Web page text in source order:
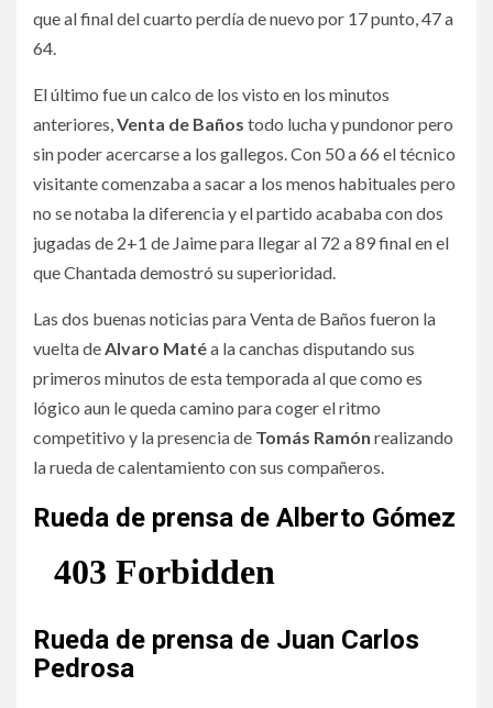
que al final del cuarto perdía de nuevo por 17 punto, 47 a
64.
El último fue un calco de los visto en los minutos
anteriores,Venta de Baños todo lucha y pundonor pero
sin poder acercarse a los gallegos. Con 50 a 66 el técnico
visitante comenzaba a sacar a los menos habituales pero
no se notaba la diferencia y el partido acababa con dos
jugadas de 2+1 de Jaime para llegar al 72 a 89 final en el
que Chantada demostró su superioridad.
Las dos buenas noticias para Venta de Baños fueron la
vuelta deAlvaro Matéa la canchas disputando sus
primeros minutos de esta temporada al que como es
lógico aun le queda camino para coger el ritmo
competitivo y la presencia de Tomás Ramón realizando
la rueda de calentamiento con sus compañeros.
Rueda de prensa de Alberto Gómez
Rueda de prensa de Juan Carlos
Pedrosa